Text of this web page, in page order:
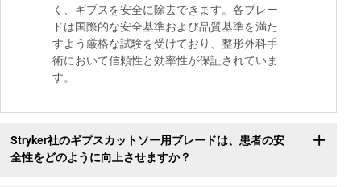
く、ギプスを安全に除去できます。各ブレー
ドは国際的な安全基準および品質基準を満た
すよう厳格な試験を受けており、整形外科手
術において信頼性と効率性が保証されていま
す。
Stryker社のギプスカットソー用ブレードは、患者の安
全性をどのように向上させますか？